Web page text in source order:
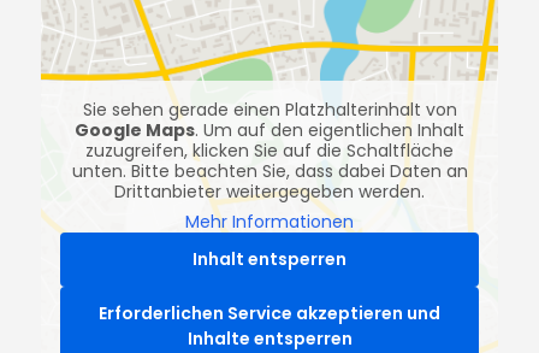
Sie sehen gerade einen Platzhalterinhalt von
Google Maps. Um auf den eigentlichen Inhalt
zuzugreifen, klicken Sie auf die Schaltfläche
unten. Bitte beachten Sie, dass dabei Daten an
Drittanbieter weitergegeben werden.
Mehr Informationen
Inhalt entsperren
Erforderlichen Service akzeptieren und
Inhalte entsperren